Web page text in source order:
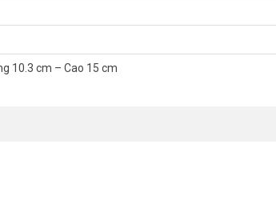
Công nghệ bán dẫn tiên tiến giúp tính hợp CPU,
nhát, mang đến cho bạn hiệu suất cao với một
tốc độ cao và thông thoáng, trong khi băng tần
10.3 cm – Cao 15 cm